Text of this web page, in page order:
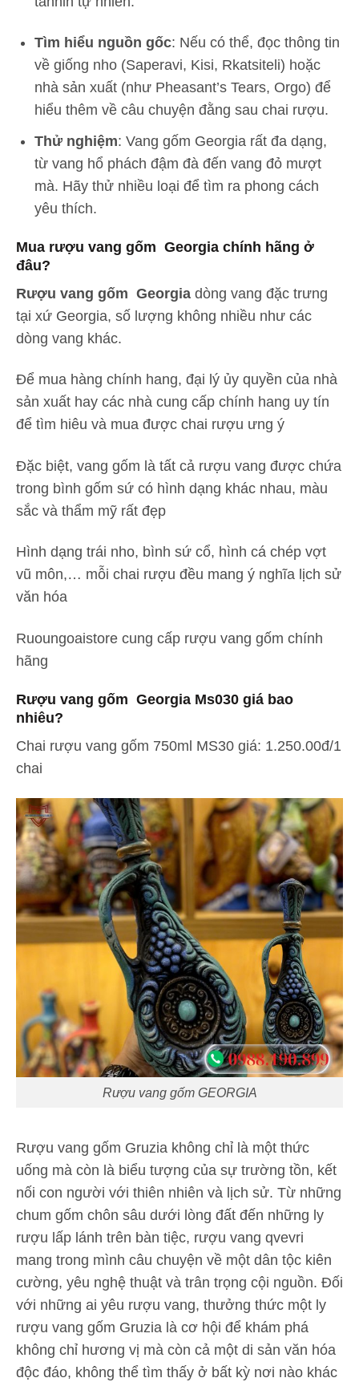
Tìm hiểu nguồn gốc: Nếu có thể, đọc thông tin
về giống nho (Saperavi, Kisi, Rkatsiteli) hoặc
nhà sản xuất (như Pheasant’s Tears, Orgo) để
hiểu thêm về câu chuyện đằng sau chai rượu.
Thử nghiệm: Vang gốm Georgia rất đa dạng,
từ vang hổ phách đậm đà đến vang đỏ mượt
mà. Hãy thử nhiều loại để tìm ra phong cách
yêu thích.
Mua rượu vang gốm Georgia chính hãng ở
đâu?
Rượu vang gốm Georgia dòng vang đặc trưng
tại xứ Georgia, số lượng không nhiều như các
dòng vang khác.
Để mua hàng chính hang, đại lý ủy quyền của nhà
sản xuất hay các nhà cung cấp chính hang uy tín
để tìm hiêu và mua được chai rượu ưng ý
Đặc biệt, vang gốm là tất cả rượu vang được chứa
trong bình gốm sứ có hình dạng khác nhau, màu
sắc và thẩm mỹ rất đẹp
Hình dạng trái nho, bình sứ cổ, hình cá chép vợt
vũ môn,… mỗi chai rượu đều mang ý nghĩa lịch sử
văn hóa
Ruoungoaistore cung cấp rượu vang gốm chính
hãng
Rượu vang gốm Georgia Ms030 giá bao
nhiêu?
Chai rượu vang gốm 750ml MS30 giá: 1.250.00đ/1
chai
Rượu vang gốm GEORGIA
Rượu vang gốm Gruzia không chỉ là một thức
uống mà còn là biểu tượng của sự trường tồn, kết
nối con người với thiên nhiên và lịch sử. Từ những
chum gốm chôn sâu dưới lòng đất đến những ly
rượu lấp lánh trên bàn tiệc, rượu vang qvevri
mang trong mình câu chuyện về một dân tộc kiên
cường, yêu nghệ thuật và trân trọng cội nguồn. Đối
với những ai yêu rượu vang, thưởng thức một ly
rượu vang gốm Gruzia là cơ hội để khám phá
không chỉ hương vị mà còn cả một di sản văn hóa
độc đáo, không thể tìm thấy ở bất kỳ nơi nào khác